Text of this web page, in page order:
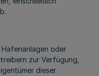
oder
zur Verfügung,
dieser